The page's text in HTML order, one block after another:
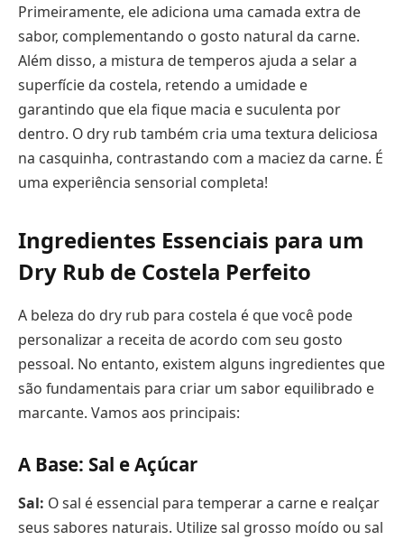
Primeiramente, ele adiciona uma camada extra de
sabor, complementando o gosto natural da carne.
Além disso, a mistura de temperos ajuda a selar a
superfície da costela, retendo a umidade e
garantindo que ela fique macia e suculenta por
dentro. O dry rub também cria uma textura deliciosa
na casquinha, contrastando com a maciez da carne. É
uma experiência sensorial completa!
Ingredientes Essenciais para um
Dry Rub de Costela Perfeito
A beleza do dry rub para costela é que você pode
personalizar a receita de acordo com seu gosto
pessoal. No entanto, existem alguns ingredientes que
são fundamentais para criar um sabor equilibrado e
marcante. Vamos aos principais:
A Base: Sal e Açúcar
Sal: O sal é essencial para temperar a carne e realçar
seus sabores naturais. Utilize sal grosso moído ou sal